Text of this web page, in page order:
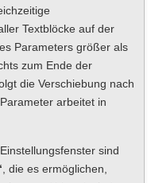
Textblöcke auf der
Parameters größer als
zum Ende der
die Verschiebung nach
arbeitet in
sind
, die es ermöglichen,